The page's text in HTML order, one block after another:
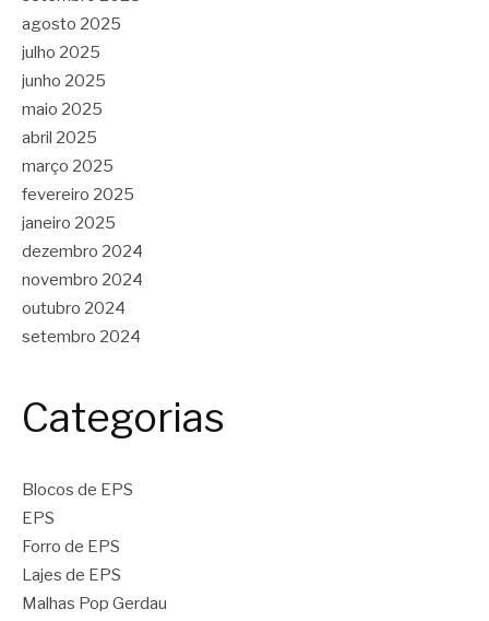
agosto 2025
julho 2025
junho 2025
maio 2025
abril 2025
março 2025
fevereiro 2025
janeiro 2025
dezembro 2024
novembro 2024
outubro 2024
setembro 2024
Categorias
Blocos de EPS
EPS
Forro de EPS
Lajes de EPS
Malhas Pop Gerdau